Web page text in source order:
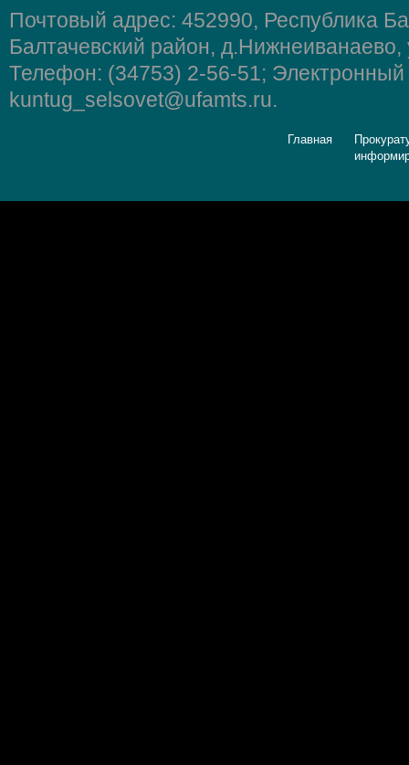
Почтовый адрес: 452990, Республика
Балтачевский район,
Телефон: (34753) 2-56-51; Электронный
kuntug_selsovet@ufamts.ru.
Главная